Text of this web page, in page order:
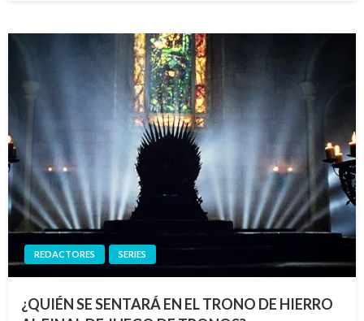
REDACTORES SERIES
¿QUIÉN SE SENTARÁ EN EL TRONO DE HIERRO